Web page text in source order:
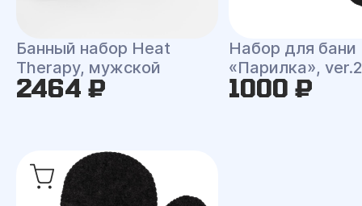
Банный набор Heat
Therapy, мужской
2464 ₽
Набор для бани
«Парилка», ver.2
1000 ₽